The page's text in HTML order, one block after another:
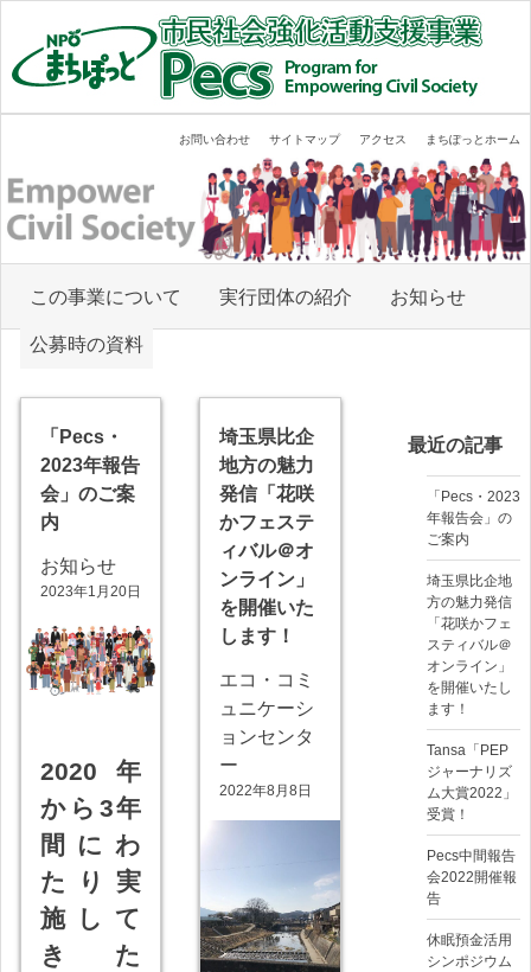
ス
キ
す
まちぽっと市民社会強化活動支援事業
お問い合わせ サイトマップ アクセス まちぽっとホーム
この事業について 実行団体の紹介 お知らせ
公募時の資料
「Pecs・
2023年報告
会」のご案
内
お知らせ
2023年1月20日
2020年
から3年
間にわ
たり実
施して
きた
埼玉県比企
地方の魅力
発信「花咲
かフェステ
ィバル＠オ
ンライン」
を開催いた
します！
エコ・コミ
ュニケーシ
ョンセンタ
ー
2022年8月8日
最近の記事
「Pecs・2023
年報告会」の
ご案内
埼玉県比企地
方の魅力発信
「花咲かフェ
スティバル＠
オンライン」
を開催いたし
ます！
Tansa「PEP
ジャーナリズ
ム大賞2022」
受賞！
Pecs中間報告
会2022開催報
告
休眠預金活用
シンポジウム